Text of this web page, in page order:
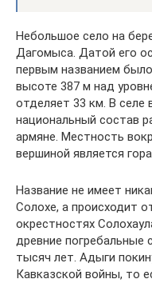
Небольшое село на
Дагомыса. Датой его
первым названием
высоте 387 м над
отделяет 33 км. В селе
национальный состав
армяне. Местность
вершиной является
Название не имеет
Солохе, а происходит
окрестностях
древние погребальные
тысяч лет. Адыги
Кавказской войны, то